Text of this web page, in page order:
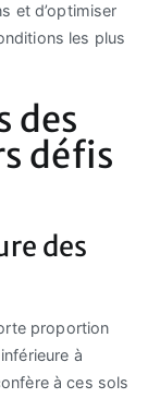
et d’optimiser
les plus
des
défis
des
proportion
à
à ces sols